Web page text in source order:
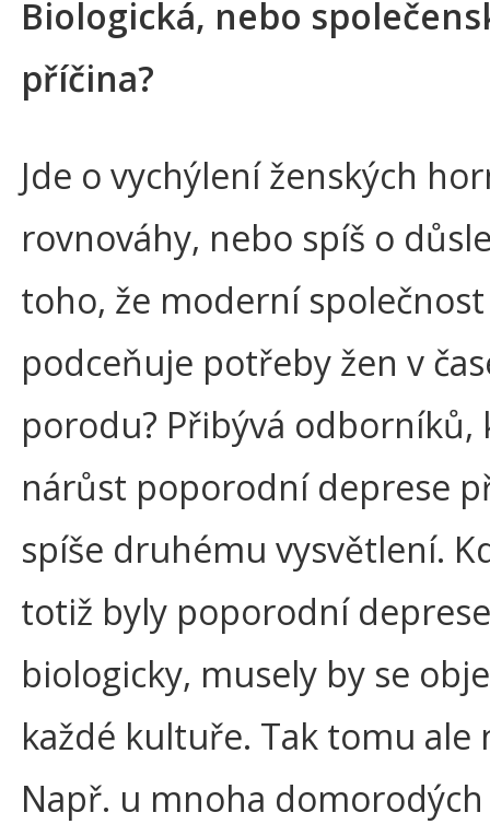
Biologická, nebo
příčina?
Jde o vychýlení ženských
rovnováhy, nebo spíš o
toho, že moderní
podceňuje potřeby žen v
porodu? Přibývá odborníků,
nárůst poporodní deprese
spíše druhému vysvětlení.
totiž byly poporodní
biologicky, musely by se
každé kultuře. Tak tomu ale
Např. u mnoha